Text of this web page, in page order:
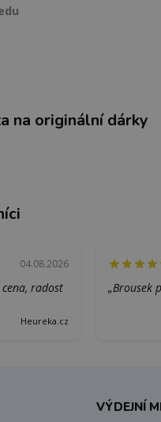
na originální dárky
04.08.2026
radost
Heureka.cz
„Brousek
VÝDEJNÍ